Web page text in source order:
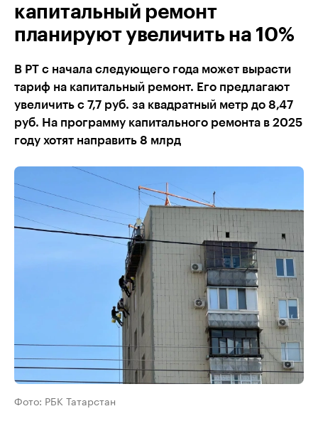
капитальный ремонт
планируют увеличить на 10%
В РТ с начала следующего года может вырасти
тариф на капитальный ремонт. Его предлагают
увеличить с 7,7 руб. за квадратный метр до 8,47
руб. На программу капитального ремонта в 2025
году хотят направить 8 млрд
Фото: РБК Татарстан